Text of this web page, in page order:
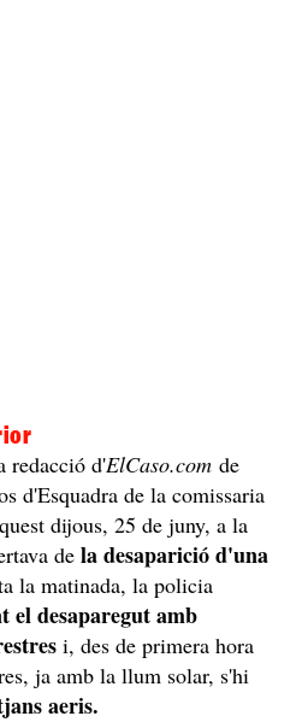
redacció d'ElCaso.com de
d'Esquadra de la comissaria
dijous, 25 de juny, a la
de la desaparició d'una
la matinada, la policia
el desaparegut amb
i, des de primera hora
ja amb la llum solar, s'hi
aeris.